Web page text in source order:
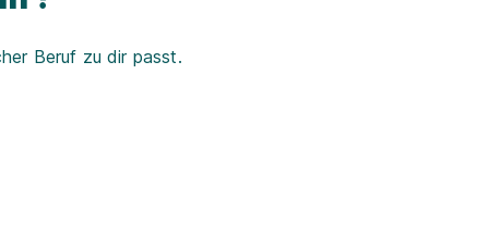
Beruf zu dir passt.